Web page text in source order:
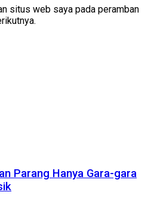
situs web saya pada peramban
Parang Hanya Gara-gara